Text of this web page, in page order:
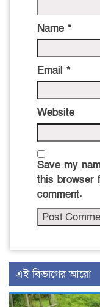
Name *
Email *
Website
Save my
this browser
comment.
এই বিভাগের আরো